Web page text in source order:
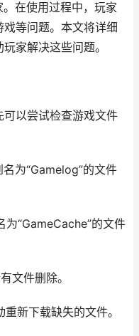
在使用过程中，玩家
等问题。本文将详细
家解决这些问题。
可以尝试检查游戏文件
为“Gamelog”的文件
为“GameCache”的文件
文件删除。
新下载缺失的文件。